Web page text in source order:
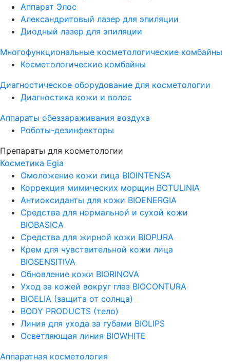
Аппарат Элос
Александритовый лазер для эпиляции
Диодный лазер для эпиляции
Многофункциональные косметологические комбайны
Косметологические комбайны
Диагностическое оборудование для косметологии
Диагностика кожи и волос
Аппараты обеззараживания воздуха
Роботы-дезинфекторы
Препараты для косметологии
Косметика Egia
Омоложение кожи лица BIOINTENSA
Коррекция мимических морщин BOTULINIA
Антиоксиданты для кожи BIOENERGIA
Средства для нормальной и сухой кожи
BIOBASICA
Средства для жирной кожи BIOPURA
Крем для чувствительной кожи лица
BIOSENSITIVA
Обновление кожи BIORINOVA
Уход за кожей вокруг глаз BIOCONTURA
BIOELIA (защита от солнца)
BODY PRODUCTS (тело)
Линия для ухода за губами BIOLIPS
Осветляющая линия BIOWHITE
Аппаратная косметология